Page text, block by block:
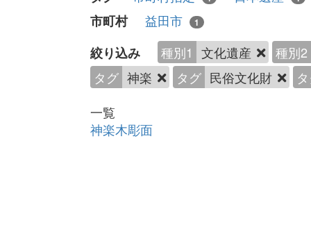
市町村 益田市 1
絞り込み 種別1 文化遺産
種別2
タグ 神楽 タグ 民俗文化財
一覧
神楽木彫面